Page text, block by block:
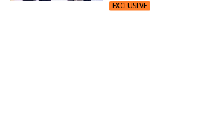
EXCLUSIVE